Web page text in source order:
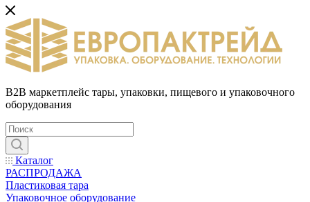
B2B маркетплейс тары, упаковки, пищевого и упаковочного
оборудования
Каталог
РАСПРОДАЖА
Пластиковая тара
Упаковочное оборудование